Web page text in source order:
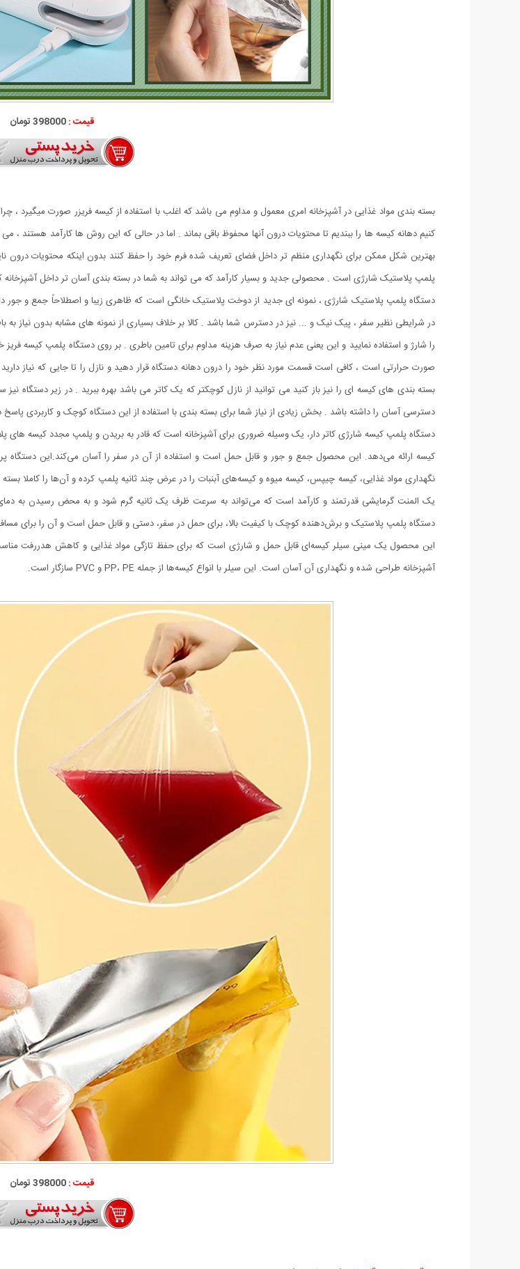
قیمت :398000 تومان
بسته بندی مواد غذایی در آشپزخانه امری معمول و مداوم می باشد که اغلب با استفاده از کیسه فریزر صورت
کنیم دهانه کیسه ها را ببندیم تا محتویات درون آنها محفوظ باقی بماند . اما در حالی که این روش ها کارآمد هستند
بهترین شکل ممکن برای نگهداری منظم تر داخل فضای تعریف شده فرم خود را حفظ کنند بدون اینکه محتویات درون
پلمپ پلاستیک شارژی است . محصولی جدید و بسیار کارآمد که می تواند به شما در بسته بندی آسان تر داخل
دستگاه پلمپ پلاستیک شارژی ، نمونه ای جدید از دوخت پلاستیک خانگی است که ظاهری زیبا و اصطلاحاً جمع و جور
در شرایطی نظیر سفر ، پیک نیک و ... نیز در دسترس شما باشد . کالا بر خلاف بسیاری از نمونه های مشابه بدون نیاز به
را شارژ و استفاده نمایید و این یعنی عدم نیاز به صرف هزینه مداوم برای تامین باطری . بر روی دستگاه پلمپ کیسه
صورت حرارتی است ، کافی است قسمت مورد نظر خود را درون دهانه دستگاه قرار دهید و نازل را تا جایی که نیاز
بسته بندی های کیسه ای را نیز باز کنید می توانید از نازل کوچکتر که یک کاتر می باشد بهره ببرید . در زیر دستگاه
دسترسی آسان را داشته باشد . بخش زیادی از نیاز شما برای بسته بندی با استفاده از این دستگاه کوچک و کاربردی
دستگاه پلمپ کیسه شارژی کاتر دار، یک وسیله ضروری برای آشپزخانه است که قادر به بریدن و پلمپ مجدد کیسه‌ های
کیسه ارائه می‌دهد. این محصول جمع و جور و قابل حمل است و استفاده از آن در سفر را آسان می‌کند.این
نگهداری مواد غذایی، کیسه چیپس، کیسه میوه و کیسه‌های آبنبات را در عرض چند ثانیه پلمپ کرده و آن‌ها را کاملا
یک المنت گرمایشی قدرتمند و کارآمد است که می‌تواند به سرعت ظرف یک ثانیه گرم شود و به محض رسیدن به
دستگاه پلمپ پلاستیک و برش‌دهنده کوچک با کیفیت بالا، برای حمل در سفر، دستی و قابل حمل است و آن را برای
این محصول یک مینی سیلر کیسه‌ای قابل حمل و شارژی است که برای حفظ تازگی مواد غذایی و کاهش هدررفت مناسب
آشپزخانه طراحی شده و نگهداری آن آسان است. این سیلر با انواع کیسه‌ها از جمله PP، PE و PVC سازگار است.
قیمت :398000 تومان